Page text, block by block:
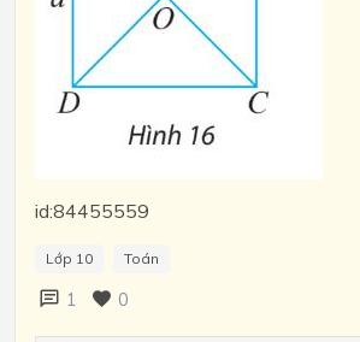
id:84455559
Lớp 10 Toán
1 0